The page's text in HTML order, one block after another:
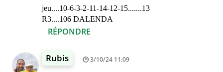
jeu....10-6-3-2-11-14-12-15.......13
R3....106 DALENDA
RÉPONDRE
Rubis 3/10/24 11:09